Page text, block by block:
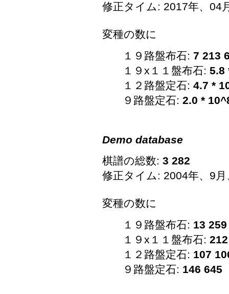
修正タイム: 2017年、04
変種の数に
１９路盤布石: 7 213
１９x１１盤布石: 5.8
１２路盤定石: 4.7 *
９路盤定石: 2.0 *
Demo database
棋譜の総数: 3 282
修正タイム: 2004年、9月
変種の数に
１９路盤布石: 13 259
１９x１１盤布石:
１２路盤定石: 107
９路盤定石: 146 645